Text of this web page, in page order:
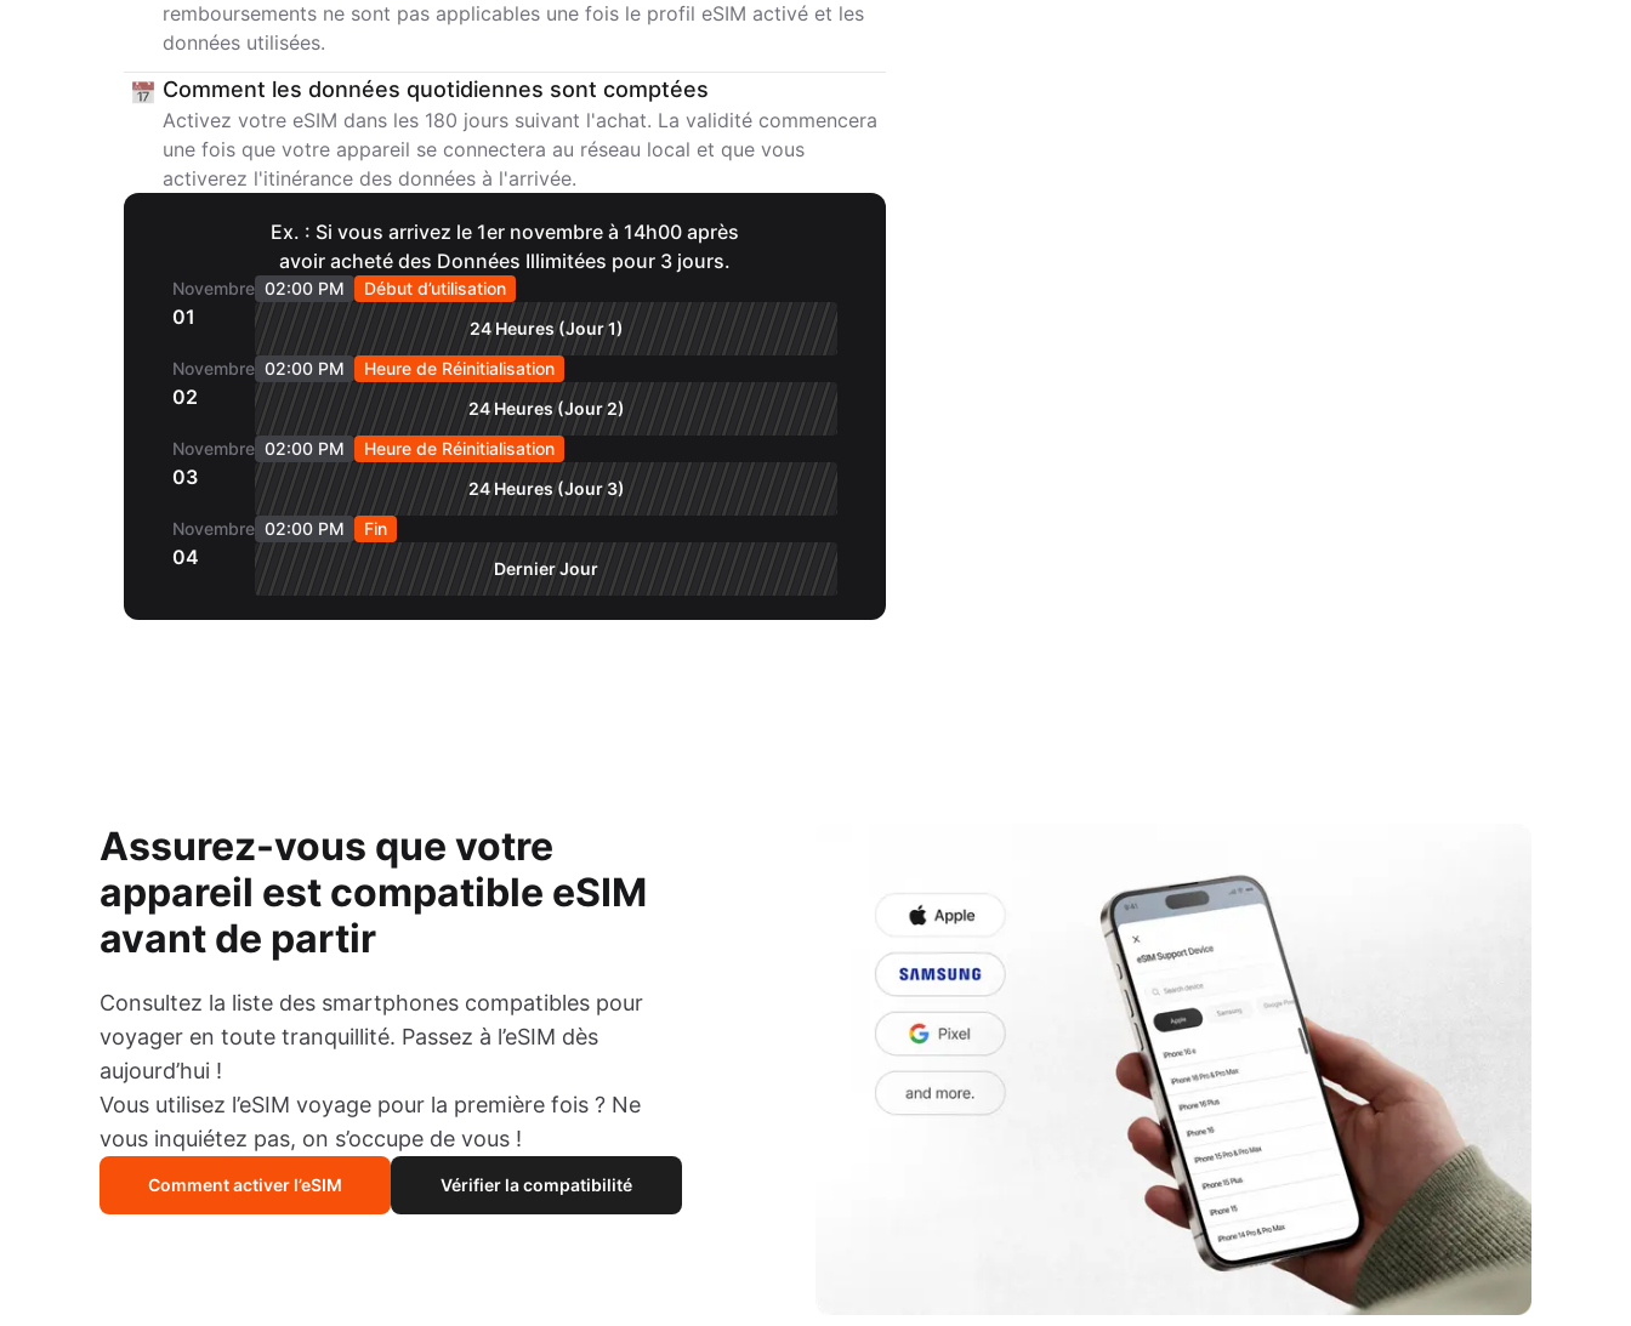
remboursements ne sont pas applicables une fois le profil eSIM activé et les
données utilisées.
Comment les données quotidiennes sont comptées
Activez votre eSIM dans les 180 jours suivant l'achat. La validité commencera
une fois que votre appareil se connectera au réseau local et que vous
activerez l'itinérance des données à l'arrivée.
Ex. : Si vous arrivez le 1er novembre à 14h00 après
avoir acheté des Données Illimitées pour 3 jours.
Novembre
01
02:00 PM
Début d’utilisation
24 Heures (Jour 1)
Novembre
02
02:00 PM
Heure de Réinitialisation
24 Heures (Jour 2)
Novembre
03
02:00 PM
Heure de Réinitialisation
24 Heures (Jour 3)
Novembre
04
02:00 PM
Fin
Dernier Jour
Assurez-vous que votre
appareil est compatible eSIM
avant de partir
Consultez la liste des smartphones compatibles pour
voyager en toute tranquillité. Passez à l’eSIM dès
aujourd’hui !
Vous utilisez l’eSIM voyage pour la première fois ? Ne
vous inquiétez pas, on s’occupe de vous !
Comment activer l’eSIM Vérifier la compatibilité